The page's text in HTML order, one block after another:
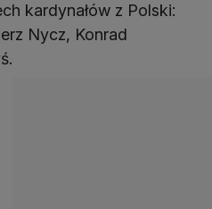
kardynałów z Polski:
Nycz, Konrad